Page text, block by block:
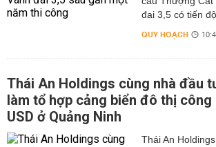
đai 3,5 có tiến
QUY HOẠCH
Thái An Holdings cùng nhà đầu
làm tổ hợp cảng biển đô thị công
USD ở Quảng Ninh
Thái An